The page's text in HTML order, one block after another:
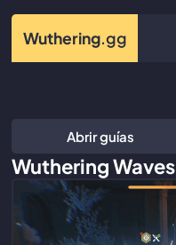
Wuthering.gg
Abrir guías
Wuthering Waves